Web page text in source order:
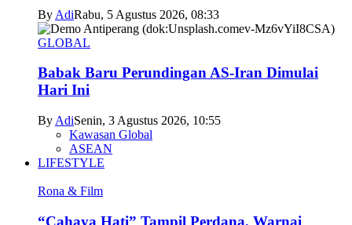
By AdiRabu, 5 Agustus 2026, 08:33
GLOBAL
Babak Baru Perundingan AS-Iran Dimulai
Hari Ini
By AdiSenin, 3 Agustus 2026, 10:55
Kawasan Global
ASEAN
LIFESTYLE
Rona & Film
“Cahaya Hati” Tampil Perdana, Warnai